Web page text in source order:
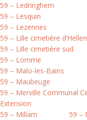
59 – Ledringhem
59 – Lesquin
59 – Lezennes
59 – Lille cimetière
59 – Lille cimetière sud
59 – Lomme
59 – Malo-les-Bains
59 – Maubeuge
59 – Merville Communal
Extension
59 – Millam
59 –